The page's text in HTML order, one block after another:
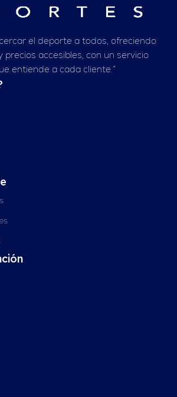
el deporte a todos, ofreciendo
precios accesibles, con un servicio
entiende a cada cliente.”